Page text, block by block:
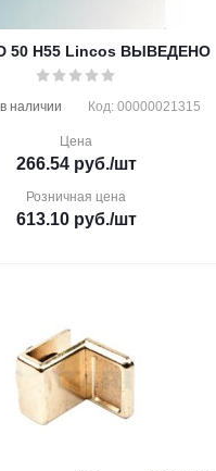
50 Н55 Lincos ВЫВЕДЕНО
наличии Код: 00000021315
Цена
266.54руб./шт
Розничная цена
613.10руб./шт